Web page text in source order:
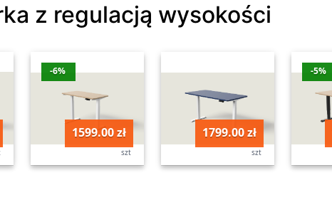
z regulacją wysokości
-6%
1599.00 zł
szt
1799.00 zł
szt
-5%